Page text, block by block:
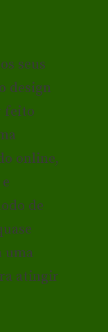
seus
design
feito
online,
de
uma
atingir